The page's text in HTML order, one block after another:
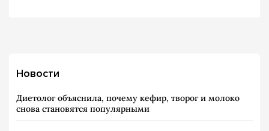
Новости
Диетолог объяснила, почему кефир, творог и молоко
снова становятся популярными